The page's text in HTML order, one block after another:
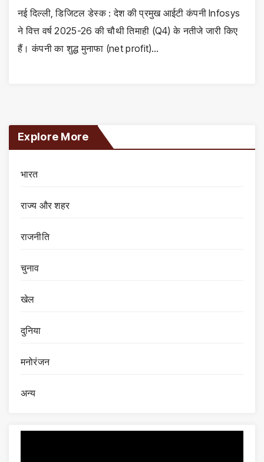
नई दिल्ली, डिजिटल डेस्क : देश की प्रमुख आईटी कंपनी Infosys
ने वित्त वर्ष 2025-26 की चौथी तिमाही (Q4) के नतीजे जारी किए
हैं। कंपनी का शुद्ध मुनाफा (net profit)…
Explore More
भारत
राज्य और शहर
राजनीति
चुनाव
खेल
दुनिया
मनोरंजन
अन्य